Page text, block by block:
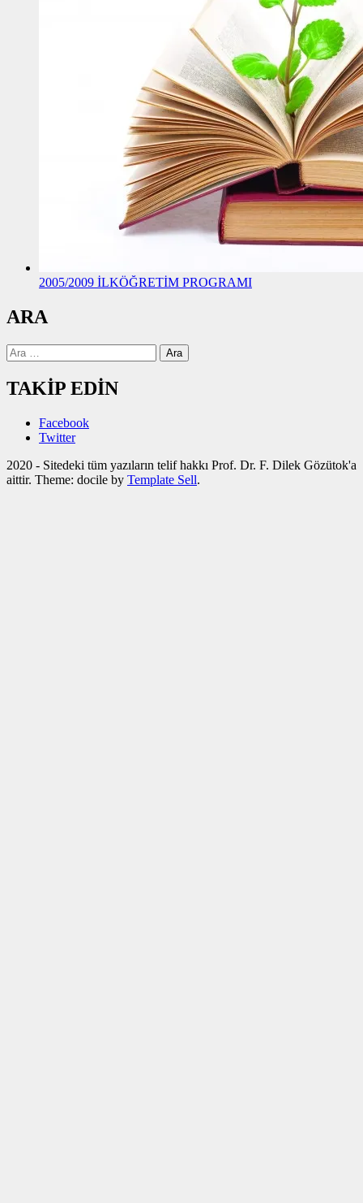
2005/2009 İLKÖĞRETİM PROGRAMI
ARA
Arama:
TAKİP EDİN
Facebook
Twitter
2020 - Sitedeki tüm yazıların telif hakkı Prof. Dr. F. Dilek Gözütok'a
aittir. Theme: docile by Template Sell.